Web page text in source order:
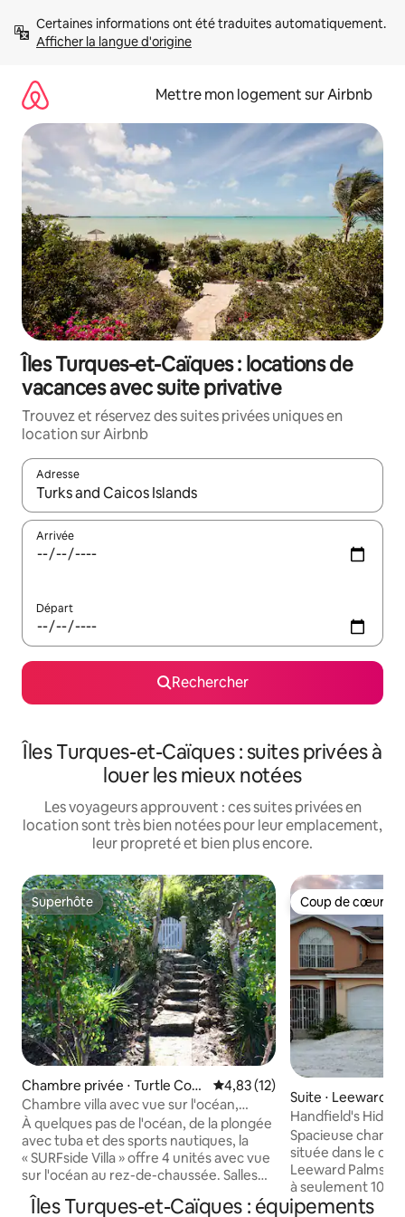
directement
Afficher la langue d'origine
Mettre mon logement sur Airbnb
Îles Turques-et-Caïques : locations de
vacances avec suite privative
Trouvez et réservez des suites privées uniques en
location sur Airbnb
Adresse
Lorsque les résultats s'affichent, utilisez les flèches vers le
Arrivée
Départ
Rechercher
Îles Turques-et-Caïques : suites privées à
louer les mieux notées
Les voyageurs approuvent : ces suites privées en
location sont très bien notées pour leur emplacement,
leur propreté et bien plus encore.
Superhôte
Superhôte
Chambre privée ⋅ Turtle Cov
e
Évaluation moyenne sur la
4,83 (12)
Chambre villa avec vue sur l'océan,
marches de la plage : chambre n °2
À quelques pas de l'océan, de la plongée
avec tuba et des sports nautiques, la
« SURFside Villa » offre 4 unités avec vue
sur l'océan au rez-de-chaussée. Salles
de bains attenantes dans chacune, les
chambres privées sont parfaites pour les
Coup de cœur
Coup de cœur
Suite ⋅ Leeward
Handfield's
confortable
Spacieuse
située dans le
Leeward Palms. Leeward Palms est situé
à seulement 10
Grace Bay. Votre sécurité est notre
Îles Turques-et-Caïques : équipements